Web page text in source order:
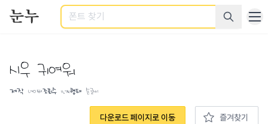
검색
시우 귀여워
제작 네이버조회수 11.7K형태 손글씨
다운로드 페이지로 이동 즐겨찾기